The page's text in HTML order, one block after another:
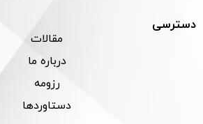
دسترسی
مقالات
درباره ما
رزومه
دستاوردها